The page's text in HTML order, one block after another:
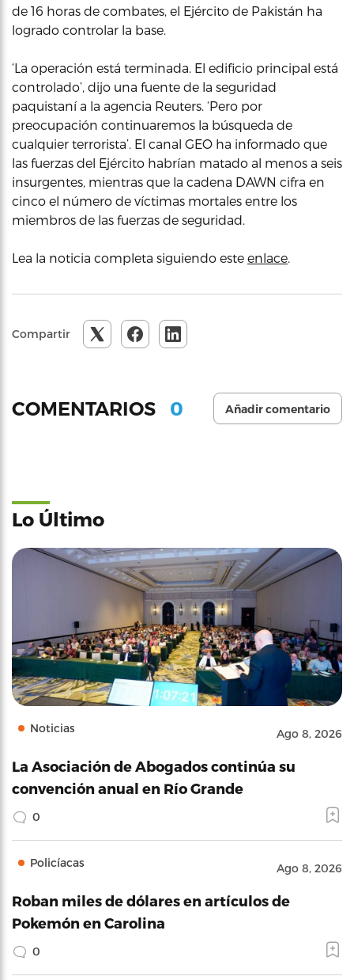
de 16 horas de combates, el Ejército de Pakistán ha
logrado controlar la base.
‘La operación está terminada. El edificio principal está
controlado’, dijo una fuente de la seguridad
paquistaní a la agencia Reuters. ‘Pero por
preocupación continuaremos la búsqueda de
cualquier terrorista’. El canal GEO ha informado que
las fuerzas del Ejército habrían matado al menos a seis
insurgentes, mientras que la cadena DAWN cifra en
cinco el número de víctimas mortales entre los
miembros de las fuerzas de seguridad.
Lea la noticia completa siguiendo este enlace.
Compartir
COMENTARIOS 0 Añadir comentario
Lo Último
Noticias Ago 8, 2026
La Asociación de Abogados continúa su
convención anual en Río Grande
0
Policíacas Ago 8, 2026
Roban miles de dólares en artículos de
Pokemón en Carolina
0